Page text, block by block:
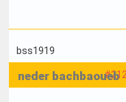
bss1919
neder bachbaoueb